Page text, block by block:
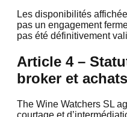
Les disponibilités
pas un engagement
pas été définitivement
Article 4 –
broker et
The Wine Watchers SL
courtage et